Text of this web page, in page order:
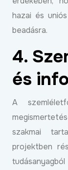
hazai és
beadásra.
4.
és
A
szakmai
projektben